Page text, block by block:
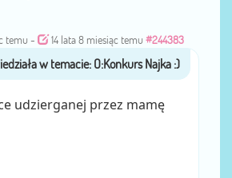
temu - 14 lata 8 miesiąc temu #244383
przezambiguity
udzierganej przez mamę